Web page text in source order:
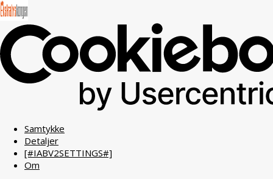
Samtykke
Detaljer
[#IABV2SETTINGS#]
Om